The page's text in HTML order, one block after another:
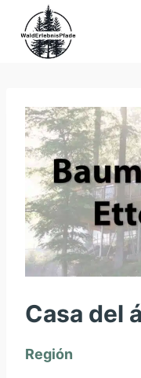
contenido
Casa del
Región